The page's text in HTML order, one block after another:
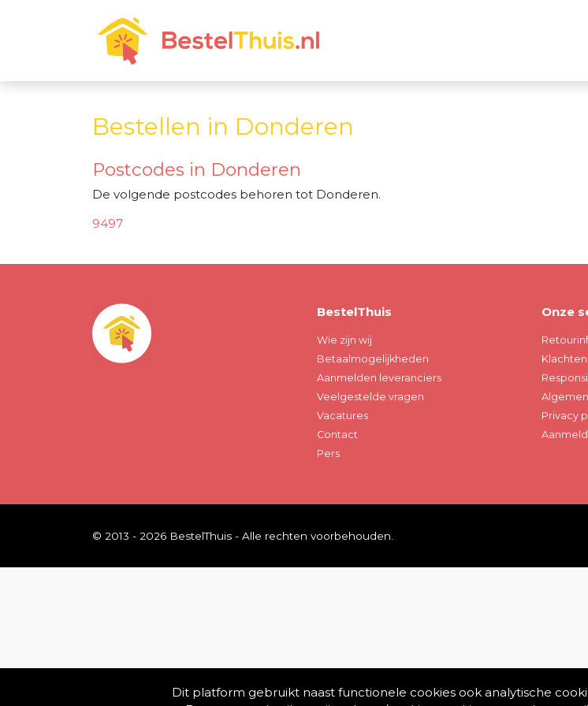
Bestellen in Donderen
Postcodes in Donderen
De volgende postcodes behoren tot Donderen.
9497
BestelThuis
Wie zijn wij
Betaalmogelijkheden
Aanmelden leveranciers
Veelgestelde vragen
Vacatures
Contact
Pers
Onze
Privacy
© 2013 - 2026 BestelThuis - Alle rechten voorbehouden.
Dit platform gebruikt naast functionele cookies ook analytische